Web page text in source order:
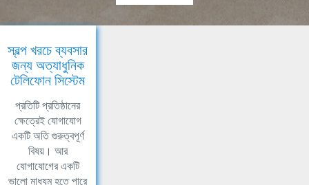
স্বল্প খরচে ব্যবসার
জন্য অত্যাধুনিক
টেলিফোন সিস্টেম
প্রতিটি প্রতিষ্ঠানের
ক্ষেত্রেই যোগাযোগ
একটি অতি গুরুত্বপূর্ণ
বিষয়। আর
যোগাযোগের একটি
ভালো মাধ্যম হতে পারে